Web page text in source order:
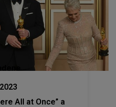
All at Once” a